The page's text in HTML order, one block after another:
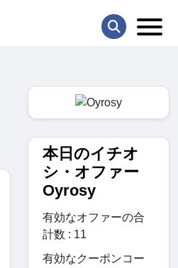
本日のイチオ
シ・オファー
Oyrosy
有効なオファーの合
計数 : 11
有効なクーポンコー